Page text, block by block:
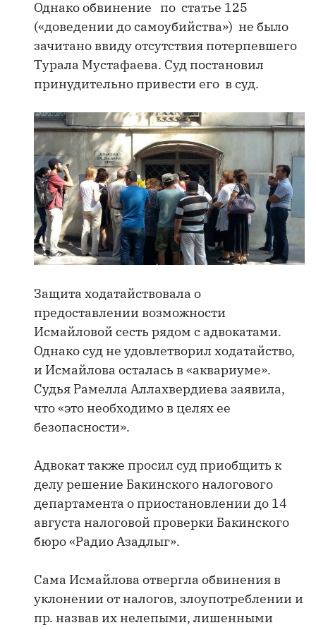
Однако обвинение по статье 125
(«доведении до самоубийства») не было
зачитано ввиду отсутствия потерпевшего
Турала Мустафаева. Суд постановил
принудительно привести его в суд.
Защита ходатайствовала о
предоставлении возможности
Исмайловой сесть рядом с адвокатами.
Однако суд не удовлетворил ходатайство,
и Исмайлова осталась в «аквариуме».
Судья Рамелла Аллахвердиева заявила,
что «это необходимо в целях ее
безопасности».
Адвокат также просил суд приобщить к
делу решение Бакинского налогового
департамента о приостановлении до 14
августа налоговой проверки Бакинского
бюро «Радио Азадлыг».
Сама Исмайлова отвергла обвинения в
уклонении от налогов, злоупотреблении и
пр. назвав их нелепыми, лишенными